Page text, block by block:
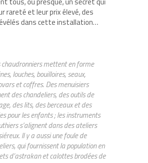
rareté et leur prix élevé, des
dans cette installation…
chaudronniers mettent en forme
louches, bouilloires, seaux,
et coffres. Des menuisiers
des chandeliers, des outils de
des lits, des berceaux et des
pour les enfants ; les instruments
s’alignent dans des ateliers
Il y a aussi une foule de
qui fournissent la population en
d’astrakan et calottes brodées de